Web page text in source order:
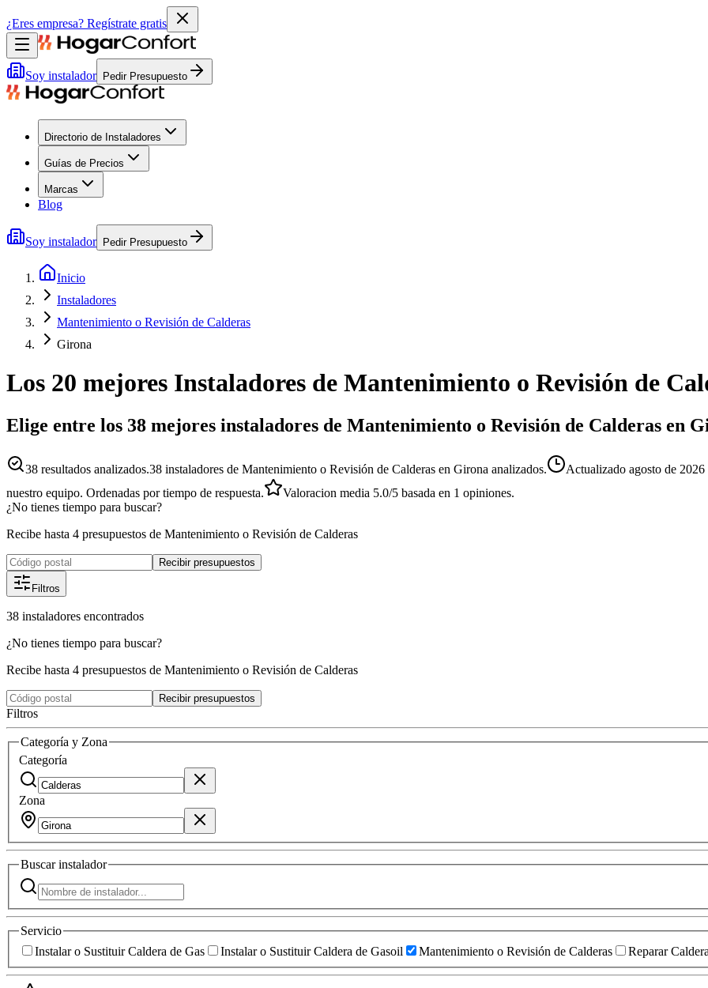
¿Eres empresa? Regístrate gratis
Soy instalador Pedir Presupuesto
Directorio de Instaladores
Guías de Precios
Marcas
Blog
Soy instalador Pedir Presupuesto
Inicio
Instaladores
Mantenimiento o Revisión de Calderas
Girona
Los 20 mejores Instaladores de Mantenimiento o Revisión de
Elige entre los 38 mejores instaladores de Mantenimiento o Revisión de Calderas en
38 resultados analizados.38 instaladores de Mantenimiento o Revisión de Calderas en Girona analizados. Actualizado agosto de 2026
nuestro equipo. Ordenadas por tiempo de respuesta.
Valoracion media 5.0/5 basada en 1 opiniones.
¿No tienes tiempo para buscar?
Recibe hasta 4 presupuestos de Mantenimiento o Revisión de Calderas
Recibir presupuestos
Filtros
38 instaladores encontrados
¿No tienes tiempo para buscar?
Recibe hasta 4 presupuestos de Mantenimiento o Revisión de Calderas
Recibir presupuestos
Filtros
Categoría y Zona
Categoría
Zona
Buscarinstalador
Servicio
Instalar o Sustituir Caldera de Gas
Instalar o Sustituir Caldera de Gasoil Mantenimiento o Revisión de Calderas Reparar